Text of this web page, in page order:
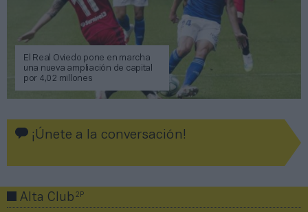
El Real Oviedo pone en marcha
una nueva ampliación de capital
por 4,02 millones
¡Únete a la conversación!
Alta Club2P